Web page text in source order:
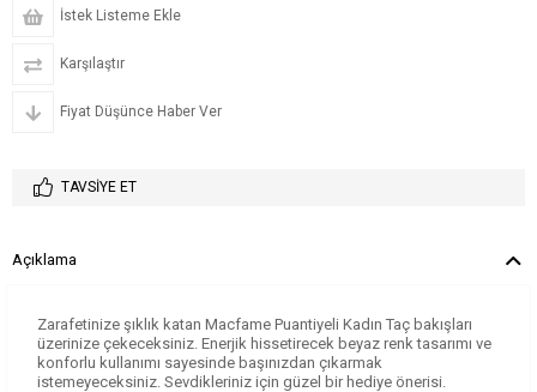
İstek Listeme Ekle
Karşılaştır
Fiyat Düşünce Haber Ver
TAVSIYE ET
Açıklama
Zarafetinize şıklık katan Macfame Puantiyeli Kadın Taç bakışları
üzerinize çekeceksiniz. Enerjik hissetirecek beyaz renk tasarımı ve
konforlu kullanımı sayesinde başınızdan çıkarmak
istemeyeceksiniz. Sevdikleriniz için güzel bir hediye önerisi.